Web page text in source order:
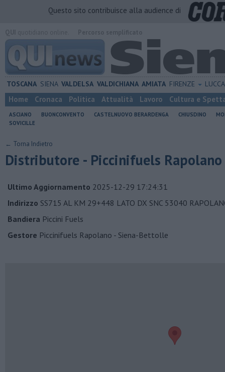
Questo sito contribuisce alla audience di
TOSCANA SIENA VALDELSA VALDICHIANA AMIATA FIRENZE
Home Cronaca Politica Attualità Lavoro Cultura e
ASCIANO BUONCONVENTO CASTELNUOVO BERARDENGA CHIUSDINO
SOVICILLE
← Torna Indietro
Distributore - Piccinifuels
Ultimo Aggiornamento 2025-12-29 17:24:31
Indirizzo SS715 AL KM 29+448 LATO DX SNC 53040
Bandiera Piccini Fuels
Gestore Piccinifuels Rapolano - Siena-Bettolle